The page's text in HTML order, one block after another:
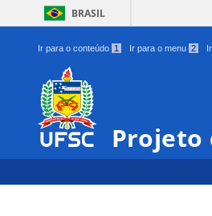
BRASIL
Ir para o conteúdo 1 Ir para o menu 2
Projeto